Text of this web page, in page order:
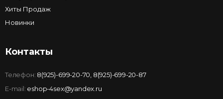
Хиты Продаж
Новинки
Контакты
Телефон: 8(925)-699-20-70 8(925)-699-20-87
E-mail: eshop-4sex@yandex.ru